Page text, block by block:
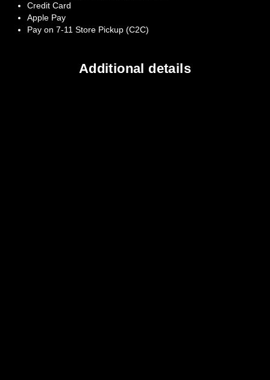
Credit Card
Apple Pay
Pay on 7-11 Store Pickup (C2C)
Additional details